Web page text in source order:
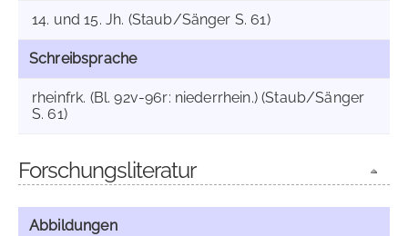
14. und 15. Jh. (Staub/Sänger S. 61)
Schreibsprache
rheinfrk. (Bl. 92v-96r: niederrhein.) (Staub/Sänger
S. 61)
Forschungsliteratur
Abbildungen